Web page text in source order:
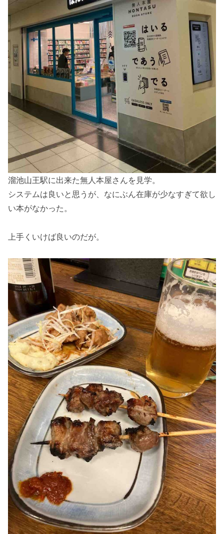
溜池山王駅に出来た無人本屋さんを見学。
システムは良いと思うが、なにぶん在庫が少なすぎて欲し
い本がなかった。
上手くいけば良いのだが。